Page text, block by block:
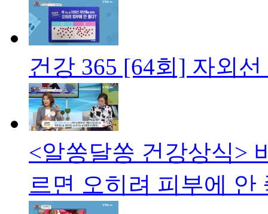
건강 365 [64회] 자외선
<알쏭달쏭 건강상식>
르면 오히려 피부에 안